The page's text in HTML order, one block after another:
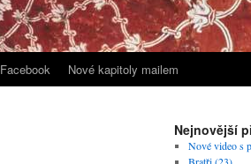
Facebook Nové kapitoly mailem
Nejnovější
Nové video s